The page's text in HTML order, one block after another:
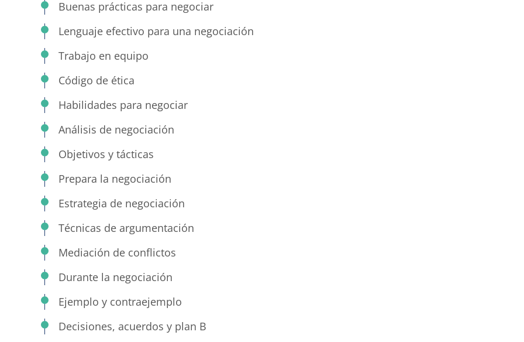
Buenas prácticas para negociar
Lenguaje efectivo para una negociación
Trabajo en equipo
Código de ética
Habilidades para negociar
Análisis de negociación
Objetivos y tácticas
Prepara la negociación
Estrategia de negociación
Técnicas de argumentación
Mediación de conflictos
Durante la negociación
Ejemplo y contraejemplo
Decisiones, acuerdos y plan B